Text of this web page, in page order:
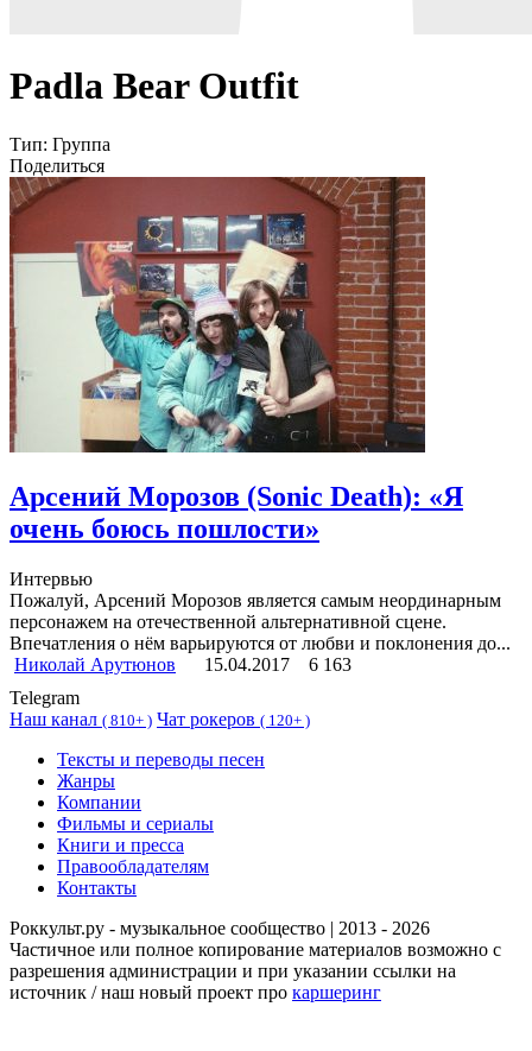
Padla Bear Outfit
Тип: Группа
Поделиться
Арсений Морозов (Sonic Death): «Я
очень боюсь пошлости»
Интервью
Пожалуй, Арсений Морозов является самым неординарным
персонажем на отечественной альтернативной сцене.
Впечатления о нём варьируются от любви и поклонения до...
Николай Арутюнов
15.04.2017
6 163
Telegram
Наш канал ( 810+ ) Чат рокеров ( 120+ )
Тексты и переводы песен
Жанры
Компании
Фильмы и сериалы
Книги и пресса
Правообладателям
Контакты
Роккульт.ру - музыкальное сообщество | 2013 - 2026
Частичное или полное копирование материалов возможно с
разрешения администрации и при указании ссылки на
источник / наш новый проект про каршеринг